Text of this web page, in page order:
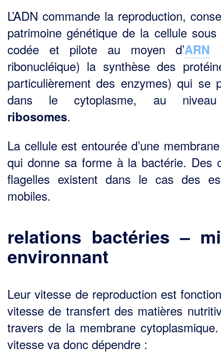
L’ADN commande la reproduction,
patrimoine génétique de la cellule
codée et pilote au moyen d’ARN
ribonucléique) la synthèse des
particulièrement des enzymes) qui se
dans le cytoplasme, au
ribosomes.
La cellule est entourée d’une
qui donne sa forme à la bactérie. Des
flagelles existent dans le cas des
mobiles.
relations bactéries –
environnant
Leur vitesse de reproduction est
vitesse de transfert des matières
travers de la membrane
vitesse va donc dépendre :